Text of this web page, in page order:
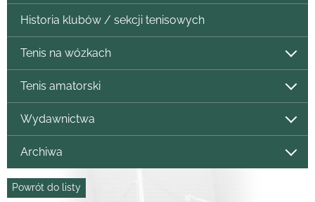
Historia klubów / sekcji tenisowych
Tenis na wózkach
Tenis amatorski
Wydawnictwa
Archiwa
Powrót do listy